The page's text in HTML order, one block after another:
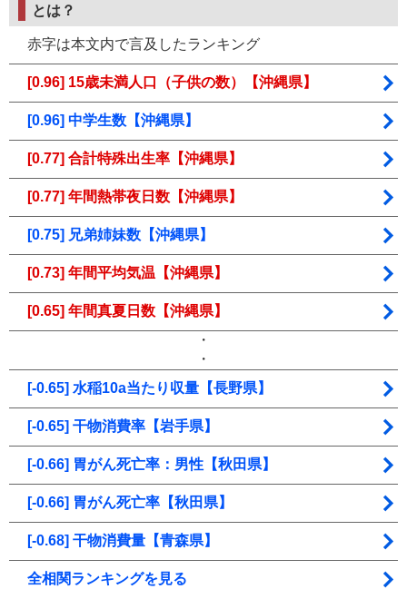
とは？
赤字は本文内で言及したランキング
[0.96] 15歳未満人口（子供の数）【沖縄県】
[0.96] 中学生数【沖縄県】
[0.77] 合計特殊出生率【沖縄県】
[0.77] 年間熱帯夜日数【沖縄県】
[0.75] 兄弟姉妹数【沖縄県】
[0.73] 年間平均気温【沖縄県】
[0.65] 年間真夏日数【沖縄県】
・
・
[-0.65] 水稲10a当たり収量【長野県】
[-0.65] 干物消費率【岩手県】
[-0.66] 胃がん死亡率：男性【秋田県】
[-0.66] 胃がん死亡率【秋田県】
[-0.68] 干物消費量【青森県】
全相関ランキングを見る